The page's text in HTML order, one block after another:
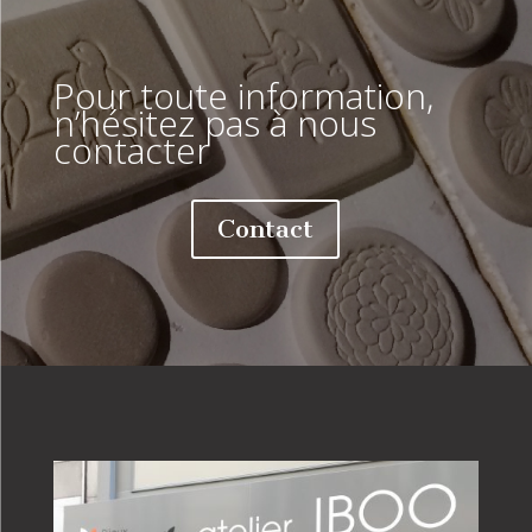
Pour toute information,
n’hésitez pas à nous
contacter
Contact